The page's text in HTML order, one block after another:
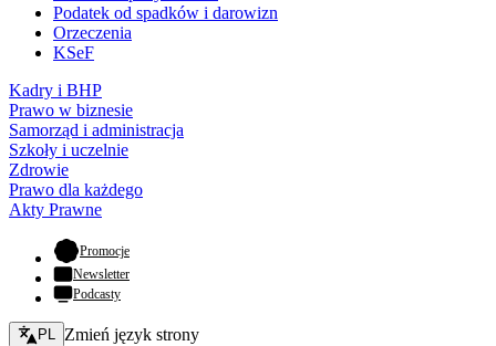
Podatek od spadków i darowizn
Orzeczenia
KSeF
Kadry i BHP
Prawo w biznesie
Samorząd i administracja
Szkoły i uczelnie
Zdrowie
Prawo dla każdego
Akty Prawne
Promocje- otwiera się w nowej karcie
Newsletter
Podcasty
Zmień język - bieżący:
PL Zmień język strony